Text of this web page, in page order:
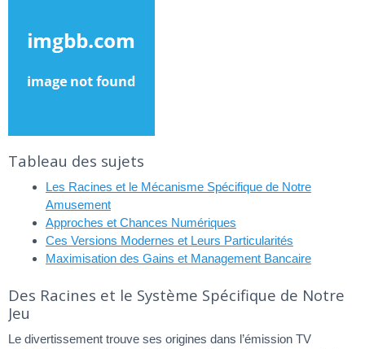
Tableau des sujets
Les Racines et le Mécanisme Spécifique de Notre
Amusement
Approches et Chances Numériques
Ces Versions Modernes et Leurs Particularités
Maximisation des Gains et Management Bancaire
Des Racines et le Système Spécifique de Notre
Jeu
Le divertissement trouve ses origines dans l’émission TV